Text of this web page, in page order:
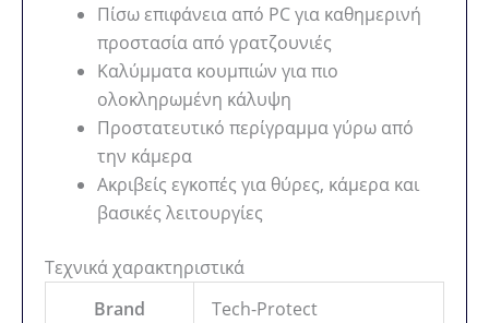
Πίσω επιφάνεια από PC για καθημερινή
προστασία από γρατζουνιές
Καλύμματα κουμπιών για πιο
ολοκληρωμένη κάλυψη
Προστατευτικό περίγραμμα γύρω από
την κάμερα
Ακριβείς εγκοπές για θύρες, κάμερα και
βασικές λειτουργίες
Τεχνικά χαρακτηριστικά
Brand
Tech-Protect